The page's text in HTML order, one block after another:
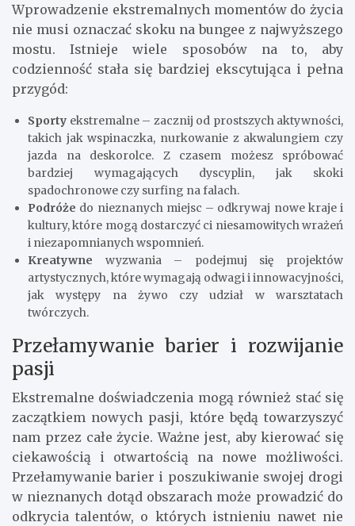
Wprowadzenie ekstremalnych momentów do życia
nie musi oznaczać skoku na bungee z najwyższego
mostu. Istnieje wiele sposobów na to, aby
codzienność stała się bardziej ekscytująca i pełna
przygód:
Sporty ekstremalne – zacznij od prostszych aktywności,
takich jak wspinaczka, nurkowanie z akwalungiem czy
jazda na deskorolce. Z czasem możesz spróbować
bardziej wymagających dyscyplin, jak skoki
spadochronowe czy surfing na falach.
Podróże do nieznanych miejsc – odkrywaj nowe kraje i
kultury, które mogą dostarczyć ci niesamowitych wrażeń
i niezapomnianych wspomnień.
Kreatywne wyzwania – podejmuj się projektów
artystycznych, które wymagają odwagi i innowacyjności,
jak występy na żywo czy udział w warsztatach
twórczych.
Przełamywanie barier i rozwijanie
pasji
Ekstremalne doświadczenia mogą również stać się
zaczątkiem nowych pasji, które będą towarzyszyć
nam przez całe życie. Ważne jest, aby kierować się
ciekawością i otwartością na nowe możliwości.
Przełamywanie barier i poszukiwanie swojej drogi
w nieznanych dotąd obszarach może prowadzić do
odkrycia talentów, o których istnieniu nawet nie